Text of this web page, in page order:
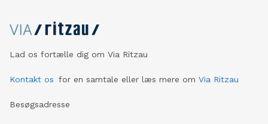
Lad os fortælle dig om Via Ritzau
Kontakt os for en samtale eller læs mere om Via Ritzau
Besøgsadresse